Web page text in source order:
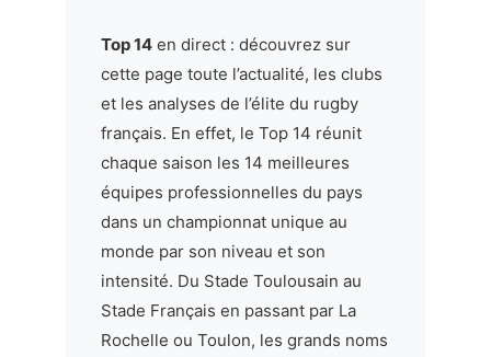
Top 14en direct : découvrez sur
cette page toute l’actualité, les clubs
et les analyses de l’élite du rugby
français. En effet, le Top 14 réunit
chaque saison les 14 meilleures
équipes professionnelles du pays
dans un championnat unique au
monde par son niveau et son
intensité. Du Stade Toulousain au
Stade Français en passant par La
Rochelle ou Toulon, les grands noms